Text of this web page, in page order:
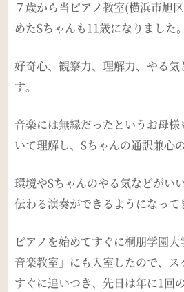
７歳から当ピアノ教室(横浜市旭
めたSちゃんも11歳になりました。
好奇心、観察力、理解力、やる
す。
音楽には無縁だったというお母
いて理解し、Sちゃんの通訳兼心
環境やSちゃんのやる気などがい
伝わる演奏ができるようになって
ピアノを始めてすぐに桐朋学園
音楽教室」にも入室したので、
すぐに追いつき、先日は年に1回